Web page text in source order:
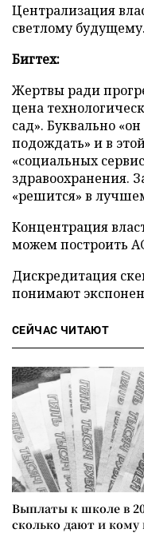
Централизация
светлому будущему.
Бигтех:
Жертвы ради
цена
сад». Буквально
подождать» и в
«социальных
здравоохранения.
«решится» в
Концентрация
можем построить
Дискредитация
понимают
СЕЙЧАС ЧИТАЮТ
Выплаты к школе в
сколько дают и